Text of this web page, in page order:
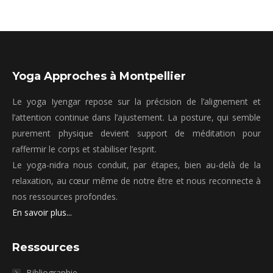
Yoga Approches à Montpellier
Le yoga Iyengar repose sur la précision de l’alignement et
l’attention continue dans l’ajustement. La posture, qui semble
purement physique devient support de méditation pour
raffermir le corps et stabiliser l’esprit.
Le yoga-nidra nous conduit, par étapes, bien au-delà de la
relaxation, au cœur même de notre être et nous reconnecte à
nos ressources profondes.
En savoir plus...
Ressources